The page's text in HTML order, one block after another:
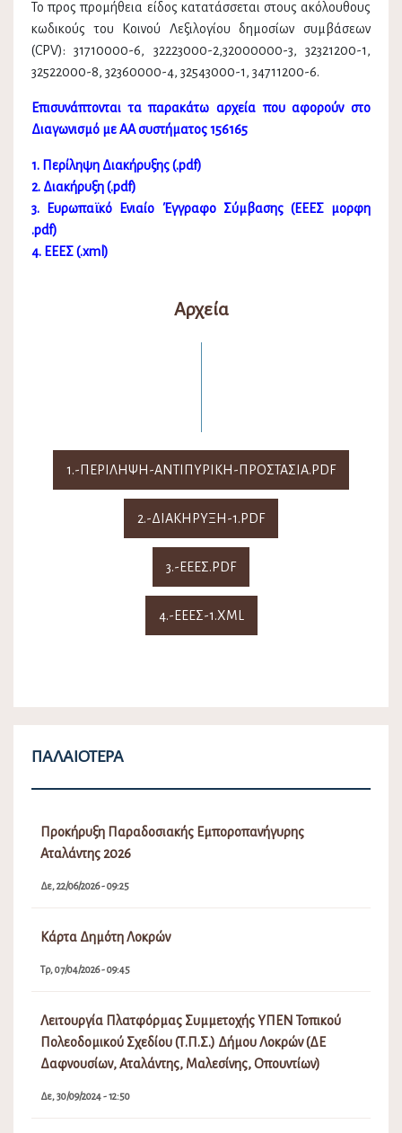
Το προς προμήθεια είδος κατατάσσεται στους ακόλουθους
κωδικούς του Κοινού Λεξιλογίου δημοσίων συμβάσεων
(CPV): 31710000-6, 32223000-2,32000000-3, 32321200-1,
32522000-8, 32360000-4, 32543000-1, 34711200-6.
Επισυνάπτονται τα παρακάτω αρχεία που αφορούν στο
Διαγωνισμό με ΑΑ συστήματος 156165
1. Περίληψη Διακήρυξης (.pdf)
2. Διακήρυξη (.pdf)
3. Ευρωπαϊκό Ενιαίο Έγγραφο Σύμβασης (ΕΕΕΣ μορφη
.pdf)
4. ΕΕΕΣ (.xml)
Αρχεία
1.-ΠΕΡΙΛΗΨΗ-ΑΝΤΙΠΥΡΙΚΗ-ΠΡΟΣΤΑΣΙΑ.PDF
2.-ΔΙΑΚΗΡΥΞΗ-1.PDF
3.-ΕΕΕΣ.PDF
4.-ΕΕΕΣ-1.XML
ΠΑΛΑΙΌΤΕΡΑ
Προκήρυξη Παραδοσιακής Εμποροπανήγυρης
Αταλάντης 2026
Δε, 22/06/2026 - 09:25
Κάρτα Δημότη Λοκρών
Τρ, 07/04/2026 - 09:45
Λειτουργία Πλατφόρμας Συμμετοχής ΥΠΕΝ Τοπικού
Πολεοδομικού Σχεδίου (Τ.Π.Σ.) Δήμου Λοκρών (ΔΕ
Δαφνουσίων, Αταλάντης, Μαλεσίνης, Οπουντίων)
Δε, 30/09/2024 - 12:50